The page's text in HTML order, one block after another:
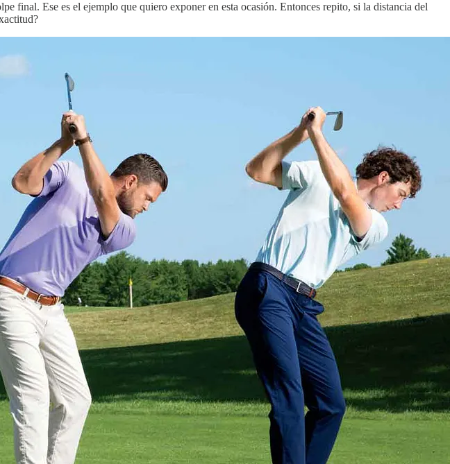
final. Ese es el ejemplo que quiero exponer en esta ocasión. Entonces repito, si la distancia del